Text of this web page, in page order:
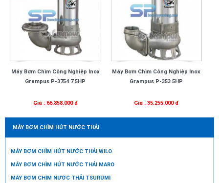
Máy Bơm Chìm Công Nghiệp Inox
Grampus P-3754 7.5HP
Giá : 66.858.000 đ
Máy Bơm Chìm Công Nghiệp Inox
Grampus P-353 5HP
Giá : 35.255.000 đ
MÁY BƠM CHÌM HÚT NƯỚC THẢI
MÁY BƠM CHÌM HÚT NƯỚC THẢI WILO
MÁY BƠM CHÌM HÚT NƯỚC THẢI MARO
MÁY BƠM CHÌM NƯỚC THẢI TSURUMI